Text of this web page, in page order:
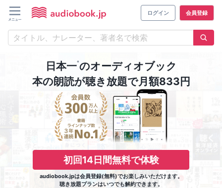
ログイン 会員登録
日本一※のオーディオブック
本の朗読が聴き放題で月額833円
初回14日間無料で体験
audiobook.jpは会員登録(無料)でお楽しみいただけます。
聴き放題プランはいつでも解約できます。